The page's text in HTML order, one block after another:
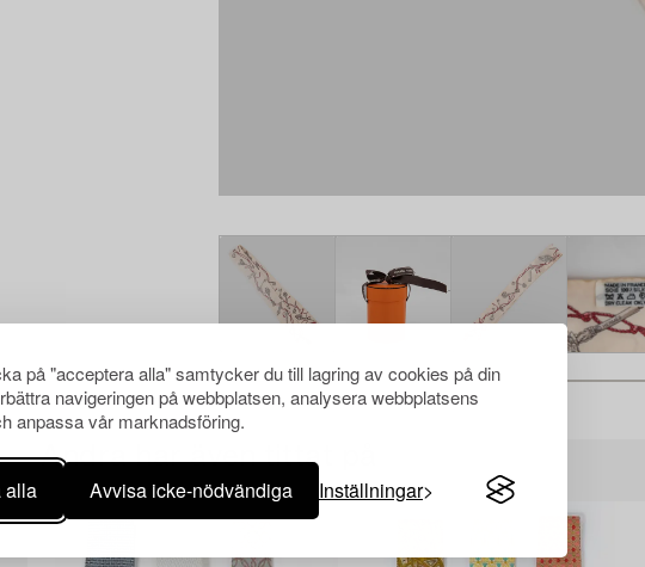
på "acceptera alla" samtycker du till lagring av cookies på din
navigeringen på webbplatsen, analysera webbplatsens
anpassa vår marknadsföring.
alla Avvisa icke-nödvändiga Inställningar
Andra har även tittat på